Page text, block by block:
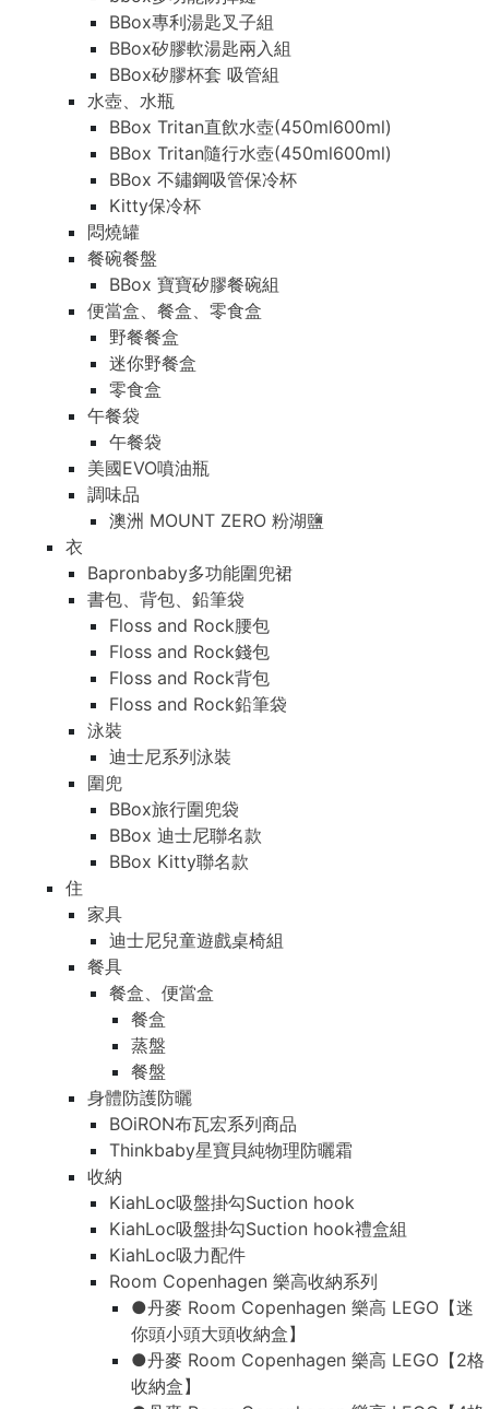
BBox專利湯匙叉子組
BBox矽膠軟湯匙兩入組
BBox矽膠杯套 吸管組
水壺、水瓶
BBox Tritan直飲水壺(450ml600ml)
BBox Tritan隨行水壺(450ml600ml)
BBox 不鏽鋼吸管保冷杯
Kitty保冷杯
悶燒罐
餐碗餐盤
BBox 寶寶矽膠餐碗組
便當盒、餐盒、零食盒
野餐餐盒
迷你野餐盒
零食盒
午餐袋
午餐袋
美國EVO噴油瓶
調味品
澳洲 MOUNT ZERO 粉湖鹽
衣
Bapronbaby多功能圍兜裙
書包、背包、鉛筆袋
Floss and Rock腰包
Floss and Rock錢包
Floss and Rock背包
Floss and Rock鉛筆袋
泳裝
迪士尼系列泳裝
圍兜
BBox旅行圍兜袋
BBox 迪士尼聯名款
BBox Kitty聯名款
住
家具
迪士尼兒童遊戲桌椅組
餐具
餐盒、便當盒
餐盒
蒸盤
餐盤
身體防護防曬
BOiRON布瓦宏系列商品
Thinkbaby星寶貝純物理防曬霜
收納
KiahLoc吸盤掛勾Suction hook
KiahLoc吸盤掛勾Suction hook禮盒組
KiahLoc吸力配件
Room Copenhagen 樂高收納系列
●丹麥 Room Copenhagen 樂高 LEGO【迷
你頭小頭大頭收納盒】
●丹麥 Room Copenhagen 樂高 LEGO【2格
收納盒】